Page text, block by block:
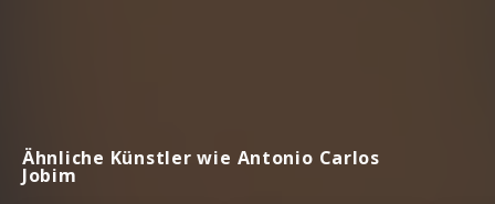
Ähnliche Künstler wie Antonio Carlos
Jobim